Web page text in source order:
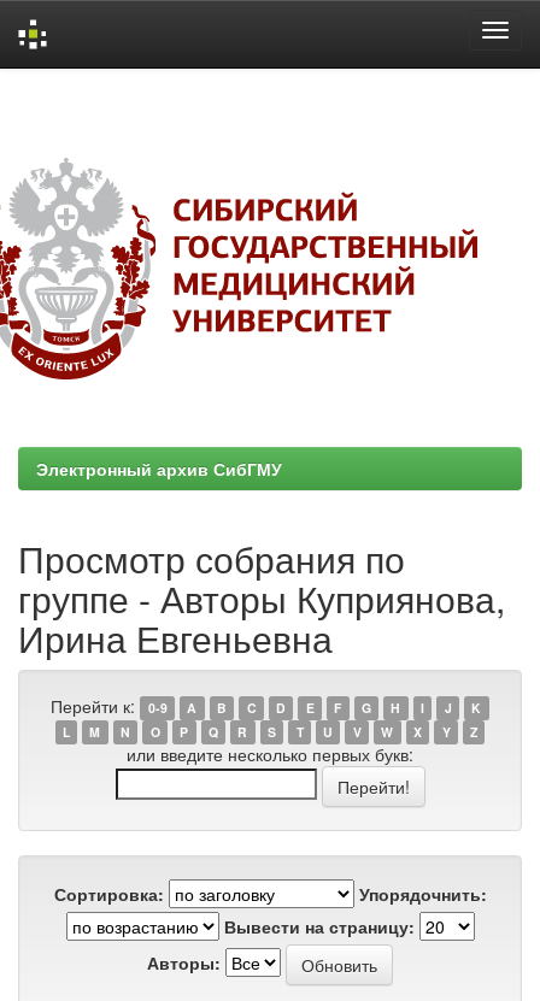
Электронный архив СибГМУ
Просмотр собрания по
группе - Авторы Куприянова,
Ирина Евгеньевна
Перейти к: 0-9 A B C D E F G H I J
K
L
M N O P Q R S T U V W X Y Z
или введите несколько первых букв:
Сортировка:
Упорядочнить:
Вывести на страницу:
Авторы: